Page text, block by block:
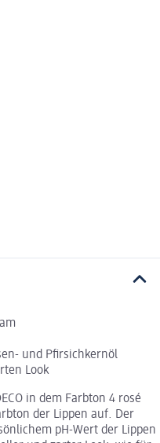
und Pfirsichkernöl
Look
in dem Farbton 4 rosé
der Lippen auf. Der
pH-Wert der Lippen